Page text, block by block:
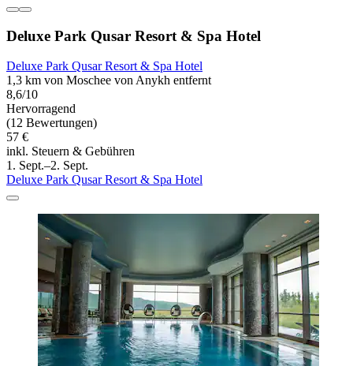
Deluxe Park Qusar Resort & Spa Hotel
Deluxe Park Qusar Resort & Spa Hotel
1,3 km von Moschee von Anykh entfernt
8,6/10
Hervorragend
(12 Bewertungen)
57 €
inkl. Steuern & Gebühren
1. Sept.–2. Sept.
Deluxe Park Qusar Resort & Spa Hotel